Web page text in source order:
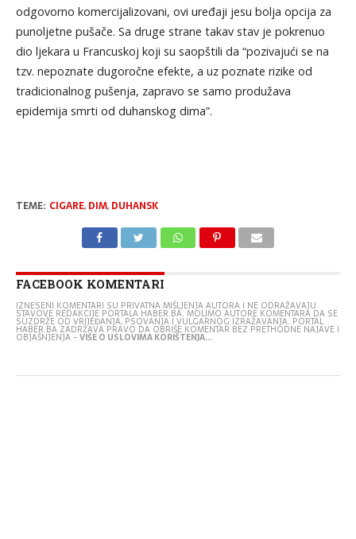
odgovorno komercijalizovani, ovi uređaji jesu bolja opcija za
punoljetne pušače. Sa druge strane takav stav je pokrenuo
dio ljekara u Francuskoj koji su saopštili da “pozivajući se na
tzv. nepoznate dugoročne efekte, a uz poznate rizike od
tradicionalnog pušenja, zapravo se samo produžava
epidemija smrti od duhanskog dima”.
TEME: CIGARE, DIM, DUHANSK
FACEBOOK KOMENTARI
IZNESENI KOMENTARI SU PRIVATNA MIŠLJENJA AUTORA I NE ODRAŽAVAJU
STAVOVE REDAKCIJE PORTALA HABER.BA. MOLIMO AUTORE KOMENTARA DA SE
SUZDRŽE OD VRIJEĐANJA, PSOVANJA I VULGARNOG IZRAŽAVANJA. PORTAL
HABER.BA ZADRŽAVA PRAVO DA OBRIŠE KOMENTAR BEZ PRETHODNE NAJAVE I
OBJAŠNJENJA -VIŠE O USLOVIMA KORIŠTENJA...